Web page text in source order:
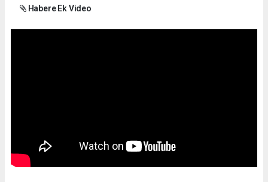
Habere Ek Video